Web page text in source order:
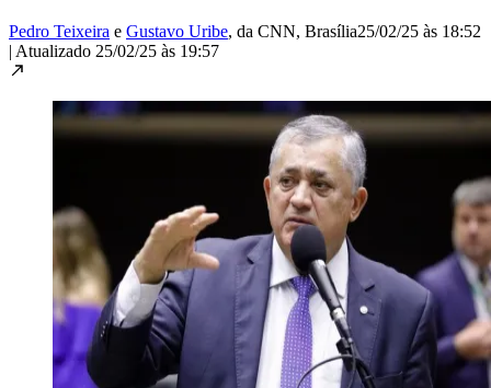
Pedro Teixeira e Gustavo Uribe, da CNN, Brasília25/02/25 às 18:52
| Atualizado 25/02/25 às 19:57